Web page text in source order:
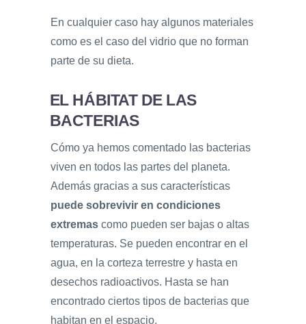
En cualquier caso hay algunos materiales
como es el caso del vidrio que no forman
parte de su dieta.
EL HÁBITAT DE LAS
BACTERIAS
Cómo ya hemos comentado las bacterias
viven en todos las partes del planeta.
Además gracias a sus características
puede sobrevivir en condiciones
extremas como pueden ser bajas o altas
temperaturas. Se pueden encontrar en el
agua, en la corteza terrestre y hasta en
desechos radioactivos. Hasta se han
encontrado ciertos tipos de bacterias que
habitan en el espacio.